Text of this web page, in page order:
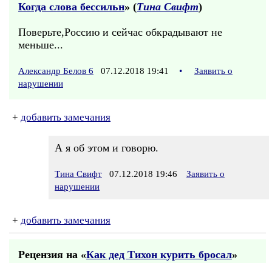
Когда слова бессильн» (Тина Свифт)
Поверьте,Россию и сейчас обкрадывают не
меньше...
Александр Белов 6 07.12.2018 19:41 •
Заявить о
нарушении
+ добавить замечания
А я об этом и говорю.
Тина Свифт 07.12.2018 19:46
Заявить о
нарушении
+ добавить замечания
Рецензия на «Как дед Тихон курить бросал»